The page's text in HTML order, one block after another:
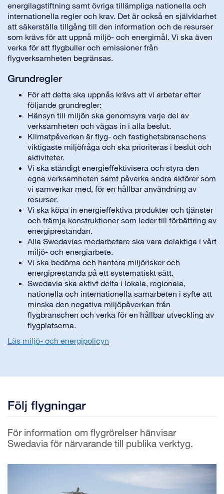
energilagstiftning samt övriga tillämpliga nationella och
internationella regler och krav. Det är också en självklarhet
att säkerställa tillgång till den information och de resurser
som krävs för att uppnå miljö- och energimål. Vi ska även
verka för att flygbuller och emissioner från
flygverksamheten begränsas.
Grundregler
För att detta ska uppnås krävs att vi arbetar efter
följande grundregler:
Hänsyn till miljön ska genomsyra varje del av
verksamheten och vägas in i alla beslut.
Klimatpåverkan är flyg- och fastighetsbranschens
viktigaste miljöfråga och ska prioriteras i beslut och
aktiviteter.
Vi ska ständigt energieffektivisera och styra den
egna verksamheten samt påverka andra aktörer som
vi samverkar med, för en hållbar användning av
resurser.
Vi ska köpa in energieffektiva produkter och tjänster
och främja konstruktioner som leder till förbättring av
energiprestandan.
Alla Swedavias medarbetare ska vara delaktiga i vårt
miljö- och energiarbete.
Vi ska bedöma och hantera miljörisker och
energiprestanda på ett systematiskt sätt.
Swedavia ska aktivt delta i lokala, regionala,
nationella och internationella samarbeten i syfte att
minska den negativa miljöpåverkan från
flygbranschen och verka för en hållbar utveckling av
flygplatserna.
Läs miljö- och energipolicyn
Följ flygningar
För information om flygrörelser hänvisar
Swedavia för närvarande till publika verktyg.